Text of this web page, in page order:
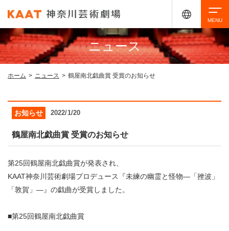
イベントを探す
・ イベントカレンダー
検索
ニュース
ホーム > ニュース > 鶴屋南北戯曲賞 受賞のお知らせ
お知らせ 2022/1/20
鶴屋南北戯曲賞 受賞のお知らせ
第25回鶴屋南北戯曲賞が発表され、
KAAT神奈川芸術劇場プロデュース『未練の幽霊と怪物―「挫波」
「敦賀」―』の戯曲が受賞しました。
■第25回鶴屋南北戯曲賞